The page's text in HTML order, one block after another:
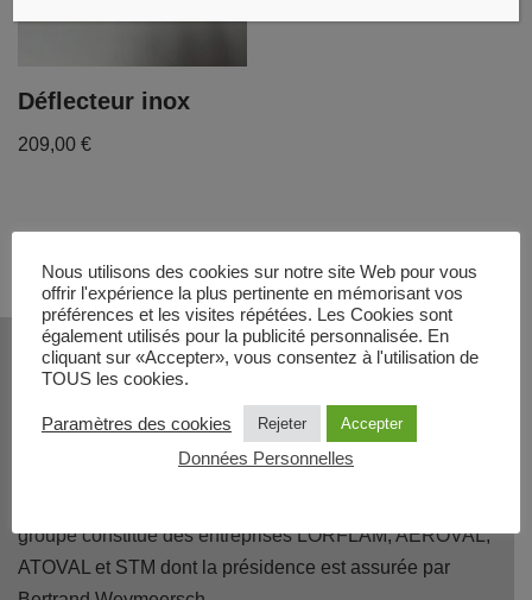
Déflecteur inox
209,00 €
QUI SOMMES NOUS ?
TOTEM et ARKIANE sont des marques de TOTEM
FIRE.
En 2019, le groupe françaisQAELI acquiert l'entreprise
groupe constitué des entreprises LORFLAM, AEROVAL,
ATOVAL et STM dont la présidence est assurée par
Nous utilisons des cookies sur notre site Web pour vous
offrir l'expérience la plus pertinente en mémorisant vos
préférences et les visites répétées. Les Cookies sont
également utilisés pour la publicité personnalisée. En
cliquant sur «Accepter», vous consentez à l'utilisation de
TOUS les cookies.
Paramètres des cookies Rejeter Accepter
Données Personnelles